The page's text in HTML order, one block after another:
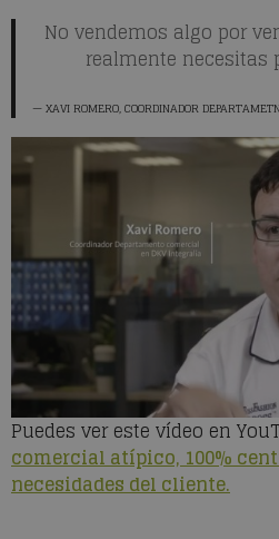
No vendemos algo por
realmente necesitas
XAVI ROMERO, COORDINADOR
Puedes ver este vídeo en
comercial atípico, 100%
necesidades del cliente.